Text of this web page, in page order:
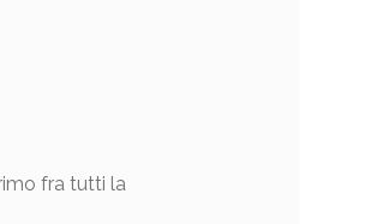
fra tutti la